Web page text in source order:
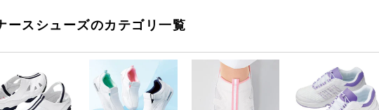
ースシューズのカテゴリ一覧